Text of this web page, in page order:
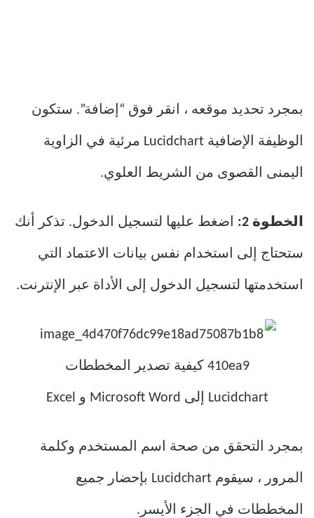
بمجرد تحديد موقعه ، انقر فوق “إضافة”. ستكون
الوظيفة الإضافية Lucidchart مرئية في الزاوية
اليمنى القصوى من الشريط العلوي.
الخطوة 2: اضغط عليها لتسجيل الدخول. تذكر أنك
ستحتاج إلى استخدام نفس بيانات الاعتماد التي
استخدمتها لتسجيل الدخول إلى الأداة عبر الإنترنت.
بمجرد التحقق من صحة اسم المستخدم وكلمة
المرور ، سيقوم Lucidchart بإحضار جميع
المخططات في الجزء الأيسر.